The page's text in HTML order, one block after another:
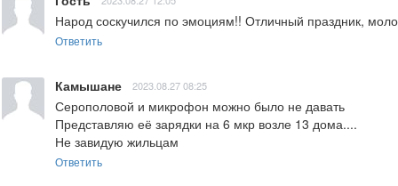
Народ соскучился по эмоциям!! Отличный праздник,
Ответить
Камышане 2023.08.27 08:25
Серополовой и микрофон можно было не давать
Представляю её зарядки на 6 мкр возле 13 дома....
Не завидую жильцам
Ответить